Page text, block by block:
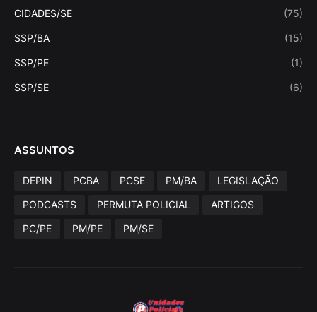
CIDADES/SE (75)
SSP/BA (15)
SSP/PE (1)
SSP/SE (6)
ASSUNTOS
DEPIN PCBA PCSE PM/BA
LEGISLAÇÃO
PODCASTS
PERMUTA POLICIAL
ARTIGOS
PC/PE
PM/PE PM/SE